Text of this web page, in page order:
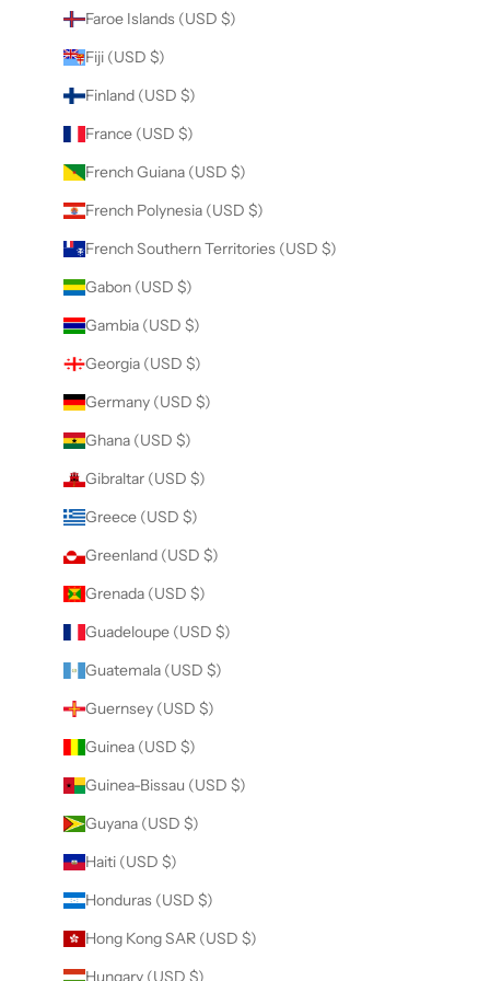
Faroe Islands (USD $)
Fiji (USD $)
Finland (USD $)
France (USD $)
French Guiana (USD $)
French Polynesia (USD $)
French Southern Territories (USD $)
Gabon (USD $)
Gambia (USD $)
Georgia (USD $)
Germany (USD $)
Ghana (USD $)
Gibraltar (USD $)
Greece (USD $)
Greenland (USD $)
Grenada (USD $)
Guadeloupe (USD $)
Guatemala (USD $)
Guernsey (USD $)
Guinea (USD $)
Guinea-Bissau (USD $)
Guyana (USD $)
Haiti (USD $)
Honduras (USD $)
Hong Kong SAR (USD $)